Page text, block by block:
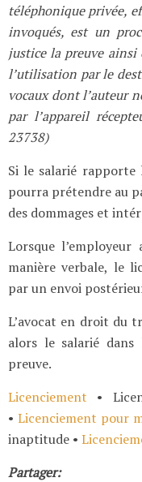
téléphonique privée,
invoqués, est un
justice la preuve ainsi
l’utilisation par le
vocaux dont l’auteur
par l’appareil
23738)
Si le salarié
pourra prétendre au
des dommages et
Lorsque
manière verbale, le
par un envoi
L’avocat en droit du
alors le salarié dans
preuve.
Licenciement •
• Licenciement pour
inaptitude •
Partager: